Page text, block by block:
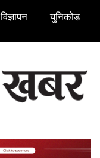
विज्ञापन युनिकोड